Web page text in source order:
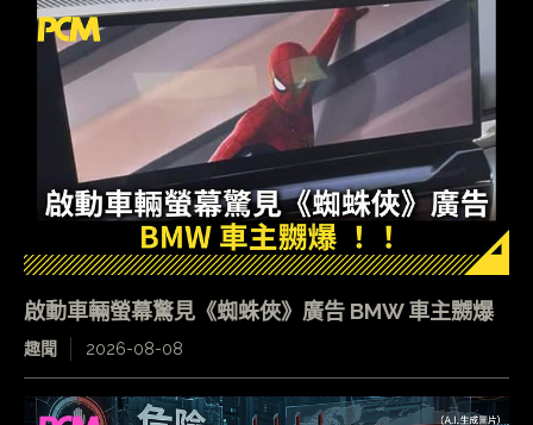
啟動車輛螢幕驚見《蜘蛛俠》廣告 BMW 車主嬲爆
趣聞 2026-08-08